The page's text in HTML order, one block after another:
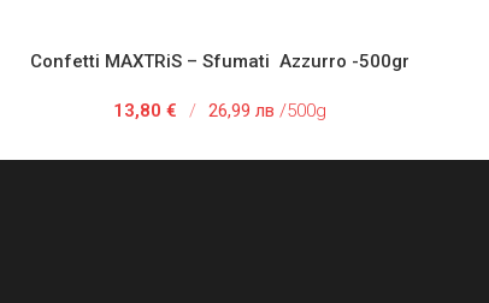
ДОБАВЯНЕ В КОЛИЧКАТА
Confetti MAXTRiS – Sfumati Azzurro -500gr
13,80€ / 26,99 лв /500g